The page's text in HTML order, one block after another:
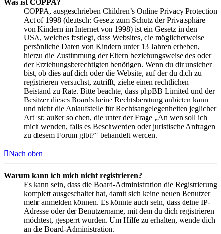
Was ist COPPA?
COPPA, ausgeschrieben Children’s Online Privacy Protection
Act of 1998 (deutsch: Gesetz zum Schutz der Privatsphäre
von Kindern im Internet von 1998) ist ein Gesetz in den
USA, welches festlegt, dass Websites, die möglicherweise
persönliche Daten von Kindern unter 13 Jahren erheben,
hierzu die Zustimmung der Eltern beziehungsweise des oder
der Erziehungsberechtigten benötigen. Wenn du dir unsicher
bist, ob dies auf dich oder die Website, auf der du dich zu
registrieren versuchst, zutrifft, ziehe einen rechtlichen
Beistand zu Rate. Bitte beachte, dass phpBB Limited und der
Besitzer dieses Boards keine Rechtsberatung anbieten kann
und nicht die Anlaufstelle für Rechtsangelegenheiten jeglicher
Art ist; außer solchen, die unter der Frage „An wen soll ich
mich wenden, falls es Beschwerden oder juristische Anfragen
zu diesem Forum gibt?“ behandelt werden.
Nach oben
Warum kann ich mich nicht registrieren?
Es kann sein, dass die Board-Administration die Registrierung
komplett ausgeschaltet hat, damit sich keine neuen Benutzer
mehr anmelden können. Es könnte auch sein, dass deine IP-
Adresse oder der Benutzername, mit dem du dich registrieren
möchtest, gesperrt wurden. Um Hilfe zu erhalten, wende dich
an die Board-Administration.